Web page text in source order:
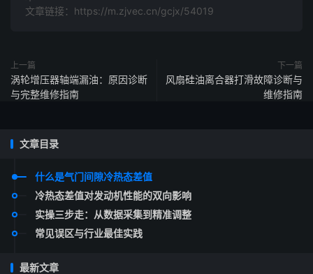
文章链接：https://m.zjvec.cn/gcjx/54019
上一篇
涡轮增压器轴端漏油：原因诊断
与完整维修指南
下一篇
风扇硅油离合器打滑故障诊断与
维修指南
文章目录
什么是气门间隙冷热态差值
冷热态差值对发动机性能的双向影响
实操三步走：从数据采集到精准调整
常见误区与行业最佳实践
最新文章